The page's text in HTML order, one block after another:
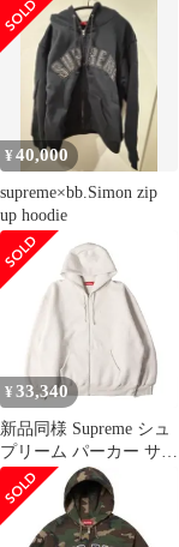
¥40,000
supreme×bb.Simon zip
up hoodie
¥ 33,340
新品同様 Supreme シュ
プリーム パーカー サイ
ズ:XXL 24AW 起毛スウ
ェット ジップ パーカー
(Pilled Zip Up Hooded
Sweatshirt) ストーン ト